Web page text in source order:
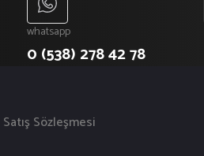
whatsapp
0 (538) 278 42 78
Sözleşmesi